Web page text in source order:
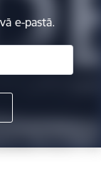
e-pastā.